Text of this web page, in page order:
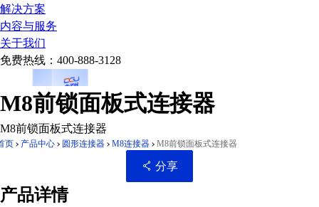
解决方案
内容与服务
关于我们
免费热线： 400-888-3128
M8前锁面板式连接器
M8前锁面板式连接器
页 产品中心 圆形连接器 M8连接器 M8前锁面板式连接器
分享
产品详情